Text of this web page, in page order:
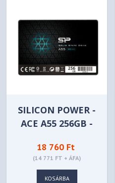
SILICON POWER -
ACE A55 256GB -
18 760 Ft
(14 771 FT + ÁFA)
KOSÁRBA